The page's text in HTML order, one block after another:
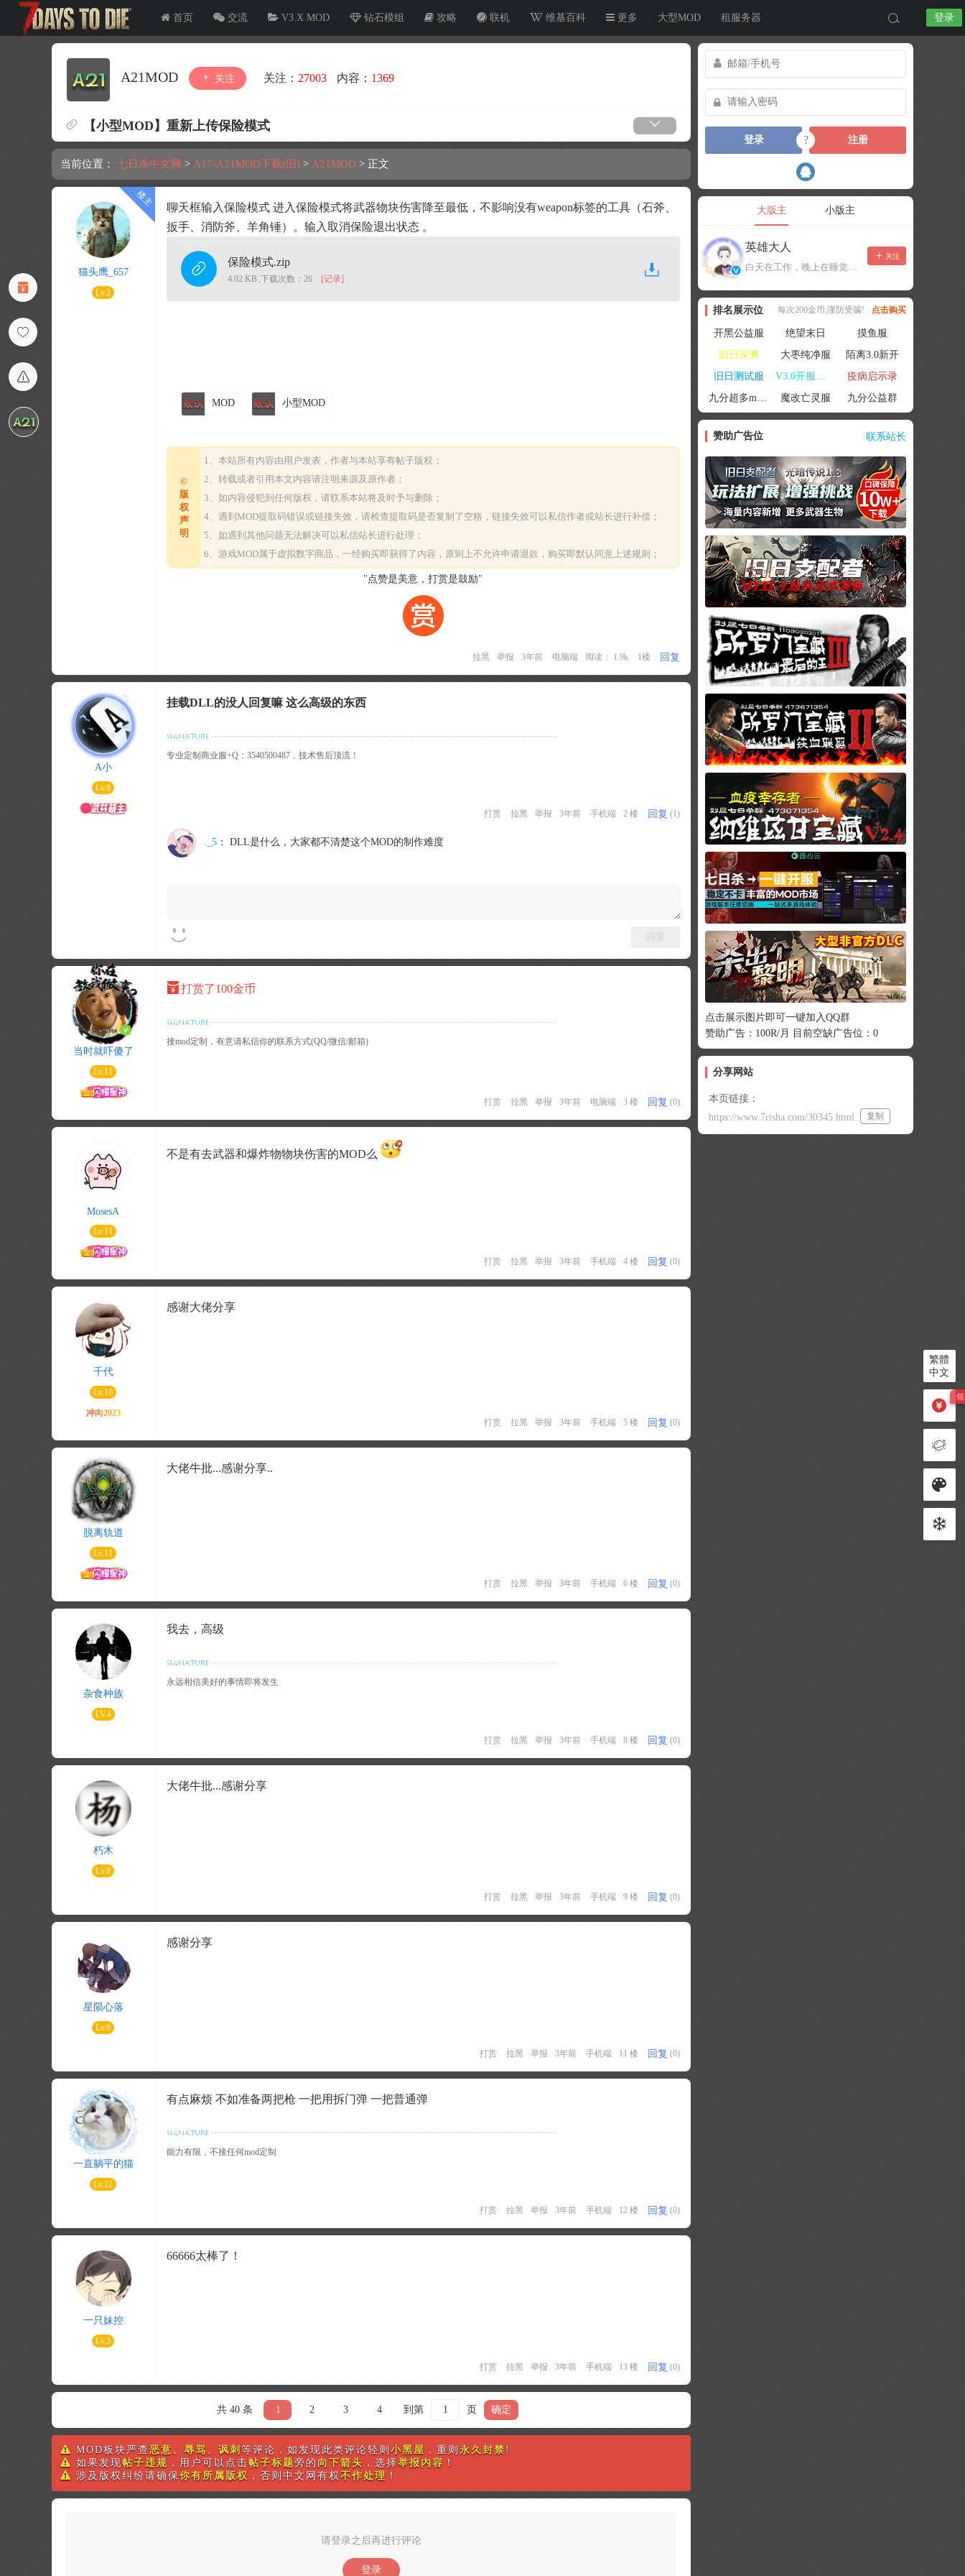
首页 交流 V3.X MOD 钻石模组 攻略 联机 维基百科 更多 大型MOD 租服务器 登录
A21MOD 关注 关注： 27003 内容： 1369
【小型MOD】重新上传保险模式
当前位置： 七日杀中文网 > A17-A21MOD下载(旧) > A21MOD > 正文
猫头鹰_657
Lv.2
聊天框输入保险模式 进入保险模式将武器物块伤害降至最低，不影响没有weapon标签的工具（石斧、
扳手、消防斧、羊角锤）。输入取消保险退出状态 。
保险模式.zip
4.02 KB 下载次数：26 [记录]
MOD 小型MOD
©
版
权
声
明
1、本站所有内容由用户发表，作者与本站享有帖子版权；
2、转载或者引用本文内容请注明来源及原作者；
3、如内容侵犯到任何版权，请联系本站将及时予与删除；
4、遇到MOD提取码错误或链接失效，请检查提取码是否复制了空格，链接失效可以私信作者或站长进行补偿；
5、如遇到其他问题无法解决可以私信站长进行处理；
6、游戏MOD属于虚拟数字商品，一经购买即获得了内容，原则上不允许申请退款，购买即默认同意上述规则；
"点赞是美意，打赏是鼓励"
拉黑 举报 3年前 电脑端 阅读： 1.9k 1楼 回复
A小
Lv.8
挂载DLL的没人回复嘛 这么高级的东西
专业定制商业服+Q：3540500487，技术售后顶流！
打赏 拉黑 举报 3年前 手机端 2 楼 回复 (1)
._5： DLL是什么，大家都不清楚这个MOD的制作难度
回复
当时就吓傻了
Lv.11
打赏了100金币
接mod定制，有意请私信你的联系方式(QQ/微信/邮箱)
打赏 拉黑 举报 3年前 电脑端 3 楼 回复 (0)
MosesA
Lv.11
不是有去武器和爆炸物物块伤害的MOD么
打赏 拉黑 举报 3年前 手机端 4 楼 回复 (0)
千代
Lv.10
感谢大佬分享
打赏 拉黑 举报 3年前 手机端 5 楼 回复 (0)
脱离轨道
Lv.11
大佬牛批...感谢分享..
打赏 拉黑 举报 3年前 手机端 6 楼 回复 (0)
杂食种族
LV.4
我去，高级
永远相信美好的事情即将发生
打赏 拉黑 举报 3年前 手机端 8 楼 回复 (0)
朽木
Lv.8
大佬牛批...感谢分享
打赏 拉黑 举报 3年前 手机端 9 楼 回复 (0)
星陨心落
Lv.6
感谢分享
打赏 拉黑 举报 3年前 手机端 11 楼 回复 (0)
一直躺平的猫
Lv.12
有点麻烦 不如准备两把枪 一把用拆门弹 一把普通弹
能力有限，不接任何mod定制
打赏 拉黑 举报 3年前 手机端 12 楼 回复 (0)
一只妹控
Lv.3
66666太棒了！
打赏 拉黑 举报 3年前 手机端 13 楼 回复 (0)
共 40 条 1 2 3 4 到第 页 确定
MOD板块严查 恶意、辱骂、讽刺 等评论，如发现此类评论轻则小黑屋 ，重则 永久封禁 !
如果发现帖子违规 ，用户可以点击帖子标题旁的向下箭头 ，选择举报内容 ！
涉及版权纠纷请确保你有所属版权 ，否则中文网有权不作处理 ！
请登录之后再进行评论
登录
登录 ? 注册
大版主 小版主
英雄大人
白天在工作，晚上在睡觉，有事可以留言，不一定能及时回复！
关注
排名展示位 每次200金币,谨防受骗! 点击购买
开黑公益服 绝望末日
摸鱼服
旧日深渊
大枣纯净服
陌离3.0新开
旧日测试服
V3.0开服联机
疫病启示录
九分超多mod群
魔改亡灵服 九分公益群
赞助广告位 联系站长
点击展示图片即可一键加入QQ群
赞助广告：100R/月 目前空缺广告位：0
分享网站
本页链接：
https://www.7risha.com/30345.html
复制
繁體
中文